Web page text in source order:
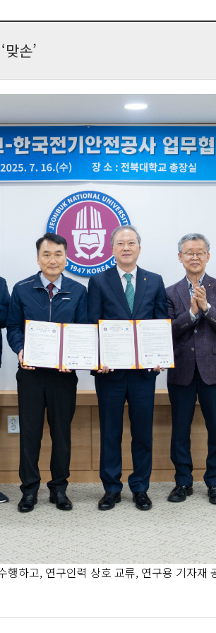
손’
하고, 연구인력 상호 교류, 연구용 기자